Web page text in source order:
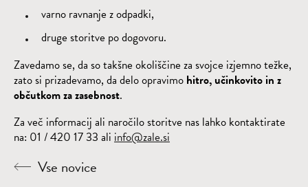
varno ravnanje z odpadki,
druge storitve po dogovoru.
Zavedamo se, da so takšne okoliščine za svojce izjemno težke,
zato si prizadevamo, da delo opravimo hitro, učinkovito in z
občutkom za zasebnost.
Za več informacij ali naročilo storitve nas lahko kontaktirate
na: 01 / 420 17 33 ali info@zale.si
Vse novice